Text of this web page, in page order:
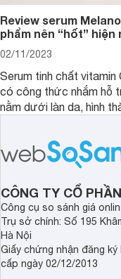
Review serum
phẩm nên “hốt” hiện
02/11/2023
Serum tinh chất vitamin
có công thức nhắm hỗ
nằm dưới làn da, hình
CÔNG TY CỔ
Công cụ so sánh giá
Trụ sở chính: Số 195
Hà Nội
Giấy chứng nhận đăng
cấp ngày 02/12/2013